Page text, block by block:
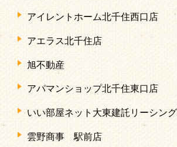
アイレントホーム北千住西口店
アエラス北千住店
旭不動産
アパマンショップ北千住東口店
いい部屋ネット大東建託リーシン
雲野商事 駅前店